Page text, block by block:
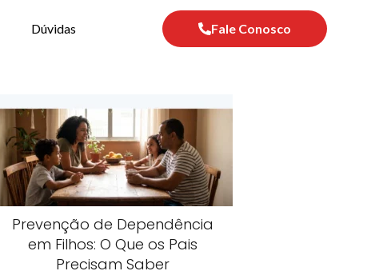
Dúvidas Fale Conosco
Prevenção de Dependência
em Filhos: O Que os Pais
Precisam Saber